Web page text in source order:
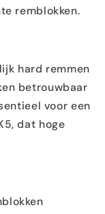
remblokken.
hard remmen
betrouwbaar
voor een
dat hoge